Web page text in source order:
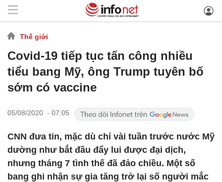
Thế giới
Covid-19 tiếp tục tấn công nhiều
tiểu bang Mỹ, ông Trump tuyên bố
sớm có vaccine
05/08/2020 - 07:05
CNN đưa tin, mặc dù chỉ vài tuần trước nước Mỹ
dường như bắt đầu đẩy lui được đại dịch,
nhưng tháng 7 tình thế đã đảo chiều. Một số
bang ghi nhận sự gia tăng trở lại số người mắc